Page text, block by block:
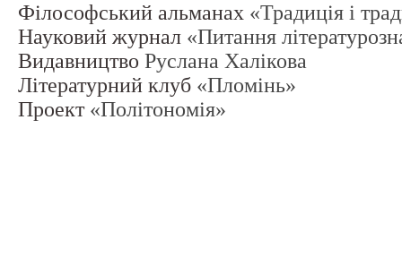
Філософський альманах «Традиція і
Науковий журнал «Питання
Видавництво Руслана Халікова
Літературний клуб «Пломінь»
Проект «Політономія»